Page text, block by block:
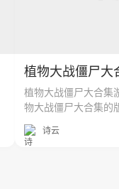
植物大战僵尸大
植物大战僵尸大合集
物大战僵尸大合集的
找到自己想要的植物
闪玩游戏盒子为了让
诗云